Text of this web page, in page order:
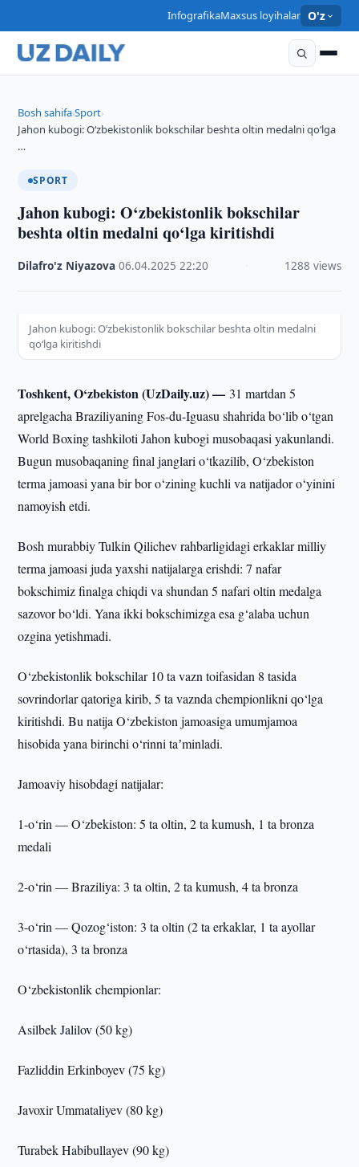
InfografikaMaxsus loyihalar O'z
Bosh sahifa›Sport›
Jahon kubogi: O‘zbekistonlik bokschilar beshta oltin medalni qo‘lga
…
SPORT
Jahon kubogi: O‘zbekistonlik bokschilar
beshta oltin medalni qo‘lga kiritishdi
Dilafro'z Niyazova ·06.04.2025 ·22:20 1288 views
Jahon kubogi: O‘zbekistonlik bokschilar beshta oltin medalni
qo‘lga kiritishdi
Toshkent, O‘zbekiston (UzDaily.uz) —31 martdan 5
aprelgacha Braziliyaning Fos-du-Iguasu shahrida bo‘lib o‘tgan
World Boxing tashkiloti Jahon kubogi musobaqasi yakunlandi.
Bugun musobaqaning final janglari o‘tkazilib, O‘zbekiston
terma jamoasi yana bir bor o‘zining kuchli va natijador o‘yinini
namoyish etdi.
Bosh murabbiy Tulkin Qilichev rahbarligidagi erkaklar milliy
terma jamoasi juda yaxshi natijalarga erishdi: 7 nafar
bokschimiz finalga chiqdi va shundan 5 nafari oltin medalga
sazovor bo‘ldi. Yana ikki bokschimizga esa g‘alaba uchun
ozgina yetishmadi.
O‘zbekistonlik bokschilar 10 ta vazn toifasidan 8 tasida
sovrindorlar qatoriga kirib, 5 ta vaznda chempionlikni qo‘lga
kiritishdi. Bu natija O‘zbekiston jamoasiga umumjamoa
hisobida yana birinchi o‘rinni taʼminladi.
Jamoaviy hisobdagi natijalar:
1-o‘rin — O‘zbekiston: 5 ta oltin, 2 ta kumush, 1 ta bronza
medali
2-o‘rin — Braziliya: 3 ta oltin, 2 ta kumush, 4 ta bronza
3-o‘rin — Qozog‘iston: 3 ta oltin (2 ta erkaklar, 1 ta ayollar
o‘rtasida), 3 ta bronza
O‘zbekistonlik chempionlar:
Asilbek Jalilov (50 kg)
Fazliddin Erkinboyev (75 kg)
Javoxir Ummataliyev (80 kg)
Turabek Habibullayev (90 kg)